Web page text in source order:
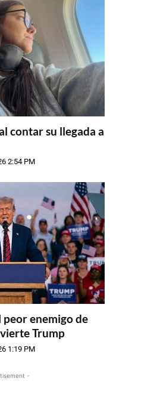
contar su llegada a
2:54 PM
peor enemigo de
Trump
1:19 PM
-